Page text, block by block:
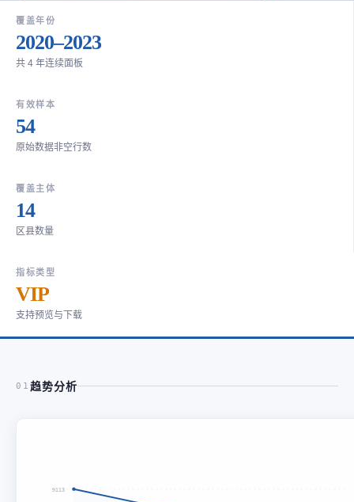
覆盖年份
2020–2023
共 4 年连续面板
有效样本
54
原始数据非空行数
覆盖主体
14
区县数量
指标类型
VIP
支持预览与下载
01 趋势分析
9113